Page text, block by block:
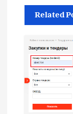
г
а
ц
и
Related